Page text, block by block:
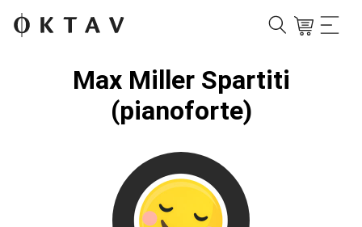
Max Miller Spartiti
(pianoforte)